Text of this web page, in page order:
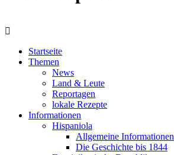
Startseite
Themen
News
Land & Leute
Reportagen
lokale Rezepte
Informationen
Hispaniola
Allgemeine Informationen
Die Geschichte bis 1844